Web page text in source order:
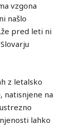
vzgona
našlo
pred leti ni
z letalsko
natisnjene na
lahko